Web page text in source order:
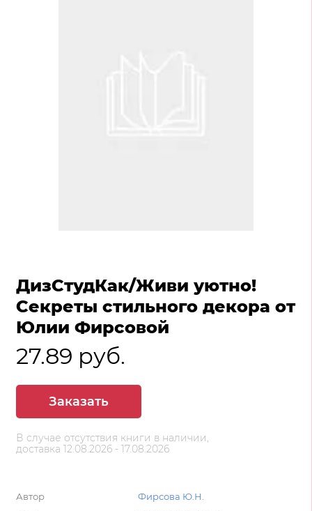
ДизСтудКак/Живи уютно!
Секреты стильного декора от
Юлии Фирсовой
27.89 руб.
Заказать
В случае отсутствия книги в наличии,
доставка 12.08.2026 - 17.08.2026
Автор
Фирсова Ю.Н.